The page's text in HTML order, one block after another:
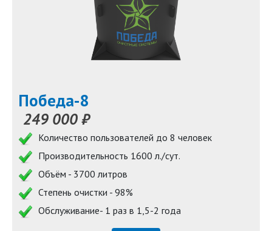
Победа-8
249 000 ₽
Количество пользователей до 8 человек
Производительность 1600 л./сут.
Объём - 3700 литров
Степень очистки - 98%
Обслуживание- 1 раз в 1,5-2 года